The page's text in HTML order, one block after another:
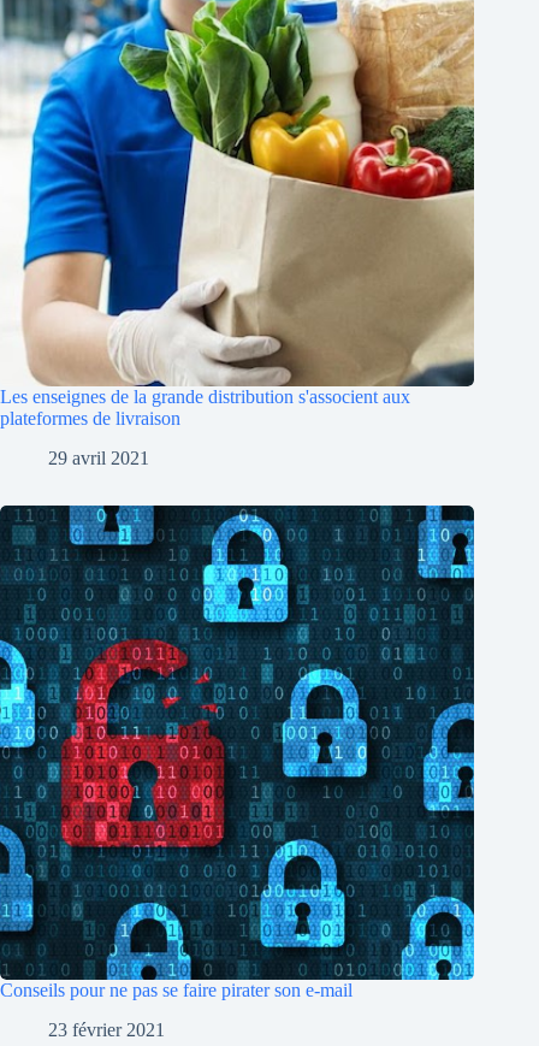
Les enseignes de la grande distribution s'associent aux
plateformes de livraison
29 avril 2021
Conseils pour ne pas se faire pirater son e-mail
23 février 2021